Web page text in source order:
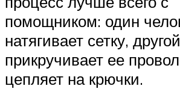
помощником: один
натягивает сетку, другой
прикручивает ее
цепляет на крючки.